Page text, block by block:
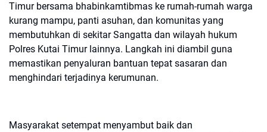
Timur bersama bhabinkamtibmas ke rumah-rumah warga
kurang mampu, panti asuhan, dan komunitas yang
membutuhkan di sekitar Sangatta dan wilayah hukum
Polres Kutai Timur lainnya. Langkah ini diambil guna
memastikan penyaluran bantuan tepat sasaran dan
menghindari terjadinya kerumunan.
Masyarakat setempat menyambut baik dan